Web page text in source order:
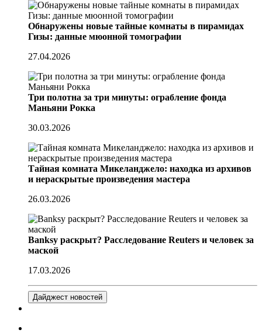
Обнаружены новые тайные комнаты в пирамидах
Гизы: данные мюонной томографии
27.04.2026
Три полотна за три минуты: ограбление фонда
Маньяни Рокка
30.03.2026
Тайная комната Микеланджело: находка из архивов
и нераскрытые произведения мастера
26.03.2026
Banksy раскрыт? Расследование Reuters и человек за
маской
17.03.2026
Дайджест новостей